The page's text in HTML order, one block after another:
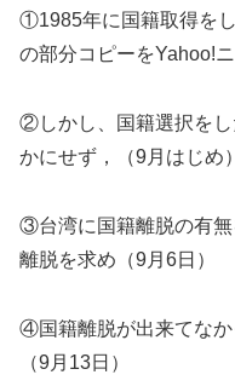
①1985年に国籍取得を
の部分コピーをYahoo!
②しかし、国籍選択をし
かにせず，（9月はじめ）
③台湾に国籍離脱の有
離脱を求め（9月 6日）
④国籍離脱が出来てなか
（9月 13日）